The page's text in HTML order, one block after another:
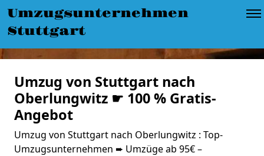
Umzugsunternehmen
Stuttgart
Umzug von Stuttgart nach
Oberlungwitz ☛ 100 % Gratis-
Angebot
Umzug von Stuttgart nach Oberlungwitz : Top-
Umzugsunternehmen ➨ Umzüge ab 95€ –